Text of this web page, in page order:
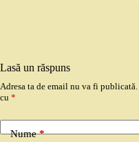
Lasă un răspuns
Adresa ta de email nu va fi publicată.
cu *
Nume*